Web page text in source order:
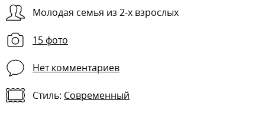
Молодая семья из 2-х взрослых
15 фото
Нет комментариев
Стиль: Современный